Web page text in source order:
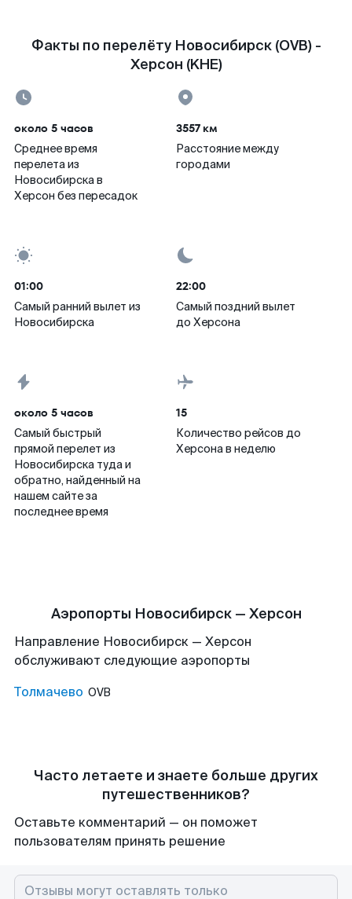
Факты по перелёту Новосибирск (OVB) -
Херсон (KHE)
около 5 часов
Среднее время
перелета из
Новосибирска в
Херсон без пересадок
3557 км
Расстояние между
городами
01:00
Самый ранний вылет из
Новосибирска
22:00
Самый поздний вылет
до Херсона
около 5 часов
Самый быстрый
прямой перелет из
Новосибирска туда и
обратно, найденный на
нашем сайте за
последнее время
15
Количество рейсов до
Херсона в неделю
Аэропорты Новосибирск — Херсон
Направление Новосибирск — Херсон
обслуживают следующие аэропорты
Толмачево OVB
Часто летаете и знаете больше других
путешественников?
Оставьте комментарий — он поможет
пользователям принять решение